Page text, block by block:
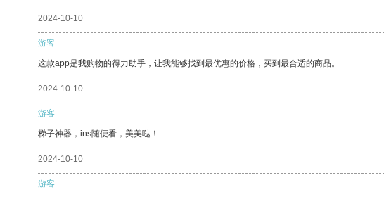
2024-10-10
游客
这款app是我购物的得力助手，让我能够找到最优惠的价格，买到最合适的商品。
2024-10-10
游客
梯子神器，ins随便看，美美哒！
2024-10-10
游客